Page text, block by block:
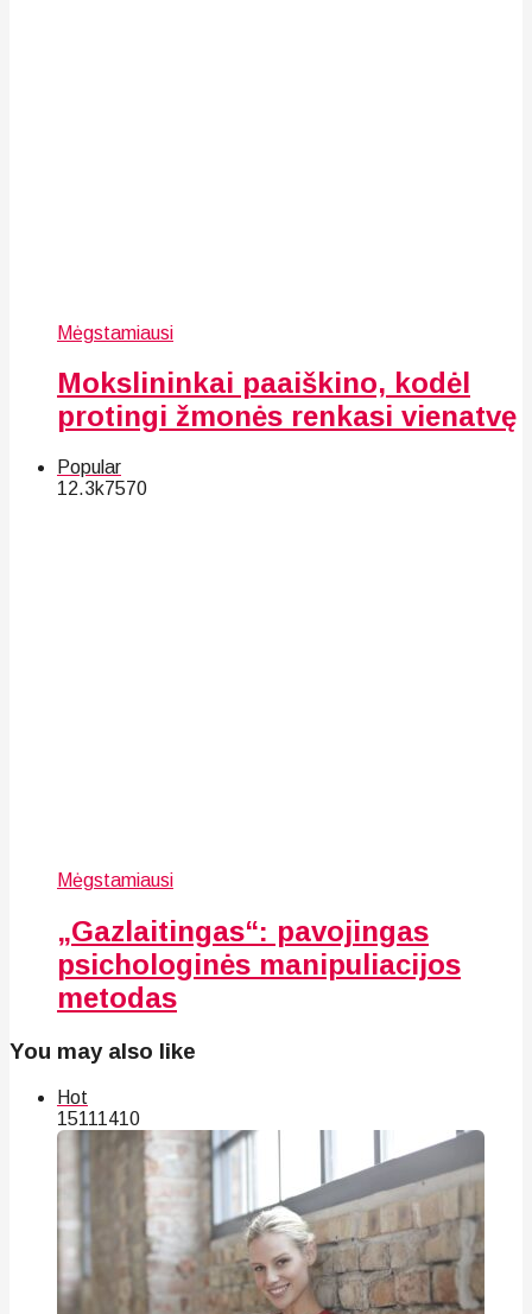
Mėgstamiausi
Mokslininkai paaiškino, kodėl
protingi žmonės renkasi vienatvę
Popular
12.3k7570
Mėgstamiausi
„Gazlaitingas“: pavojingas
psichologinės manipuliacijos
metodas
You may also like
Hot
151 11410